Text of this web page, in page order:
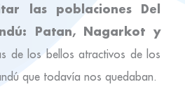
las poblaciones Del
Patan, Nagarkot y
de los bellos atractivos de los
que todavía nos quedaban.